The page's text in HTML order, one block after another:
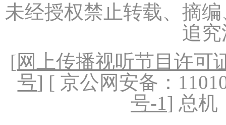
未经授权禁止转载、摘
追
[网上传播视听节目许可
号] [ 京公网安备：
号-1] 总机